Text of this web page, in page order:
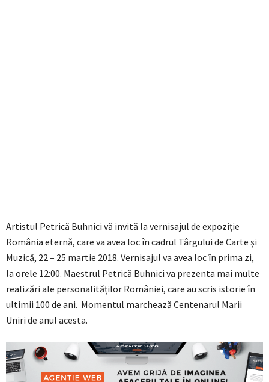
Artistul Petrică Buhnici vă invită la vernisajul de expoziție
România eternă, care va avea loc în cadrul Târgului de Carte și
Muzică, 22 – 25 martie 2018. Vernisajul va avea loc în prima zi,
la orele 12:00. Maestrul Petrică Buhnici va prezenta mai multe
realizări ale personalităților României, care au scris istorie în
ultimii 100 de ani. Momentul marchează Centenarul Marii
Uniri de anul acesta.